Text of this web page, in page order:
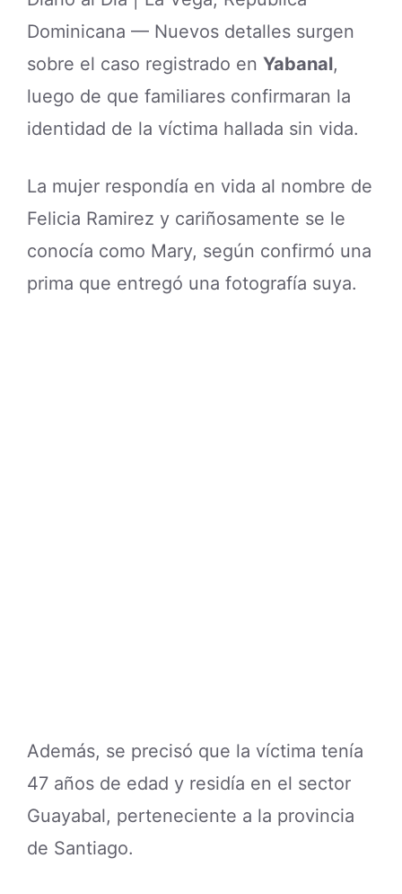
Dominicana — Nuevos detalles surgen
sobre el caso registrado en Yabanal,
luego de que familiares confirmaran la
identidad de la víctima hallada sin vida.
La mujer respondía en vida al nombre de
Felicia Ramirez y cariñosamente se le
conocía como Mary, según confirmó una
prima que entregó una fotografía suya.
Además, se precisó que la víctima tenía
47 años de edad y residía en el sector
Guayabal, perteneciente a la provincia
de Santiago.